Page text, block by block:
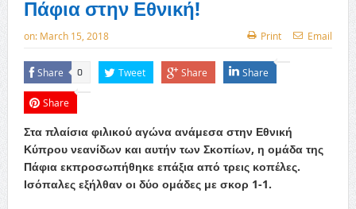
Πάφια στην Εθνική!
on: March 15, 2018 Print Email
Share 0 Tweet Share Share
Share
Στα πλαίσια φιλικού αγώνα ανάμεσα στην Εθνική
Κύπρου νεανίδων και αυτήν των Σκοπίων, η ομάδα της
Πάφια εκπροσωπήθηκε επάξια από τρεις κοπέλες.
Ισόπαλες εξήλθαν οι δύο ομάδες με σκορ 1-1.